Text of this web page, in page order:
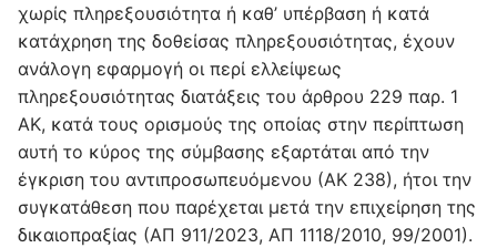
χωρίς πληρεξουσιότητα ή καθ’ υπέρβαση ή κατά
κατάχρηση της δοθείσας πληρεξουσιότητας, έχουν
ανάλογη εφαρμογή οι περί ελλείψεως
πληρεξουσιότητας διατάξεις του άρθρου 229 παρ. 1
ΑΚ, κατά τους ορισμούς της οποίας στην περίπτωση
αυτή το κύρος της σύμβασης εξαρτάται από την
έγκριση του αντιπροσωπευόμενου (ΑΚ 238), ήτοι την
συγκατάθεση που παρέχεται μετά την επιχείρηση της
δικαιοπραξίας (ΑΠ 911/2023, ΑΠ 1118/2010, 99/2001).